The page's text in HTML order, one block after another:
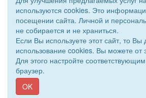
© 2018 - 2026 Подворье . Все права
Сайт создан при поддержке «
используются cookies. Это
посещении сайта. Личной и
не собирается и не храниться.
Если Вы используете этот сайт, то Вы
использование cookies. Вы можете от
Для этого настройте
браузер.
OK